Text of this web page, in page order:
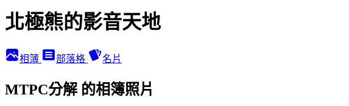
北極熊的影音天地
相簿 部落格 名片
MTPC分解 的相簿照片